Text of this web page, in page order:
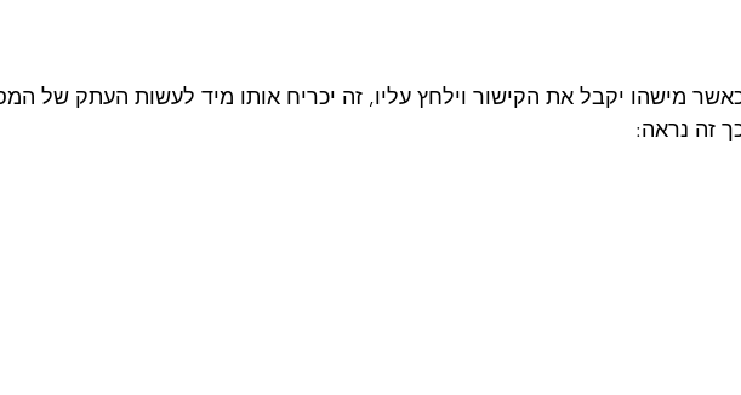
מישהו יקבל את הקישור וילחץ עליו, זה יכריח אותו מיד לעשות העתק של
זה נראה: